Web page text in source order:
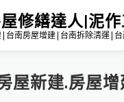
修繕達人|泥
|台南房屋增建|台南拆除清運|
屋新建.房屋增